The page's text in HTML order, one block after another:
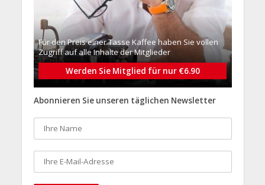
Für den Preis einer Tasse Kaffee haben Sie vollen
Zugriff auf alle Inhalte der Mitglieder
Werden Sie Mitglied für nur €6.90
Abonnieren Sie unseren täglichen Newsletter